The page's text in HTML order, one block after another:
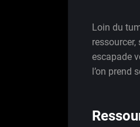
Loin du
escapade
l’on prend